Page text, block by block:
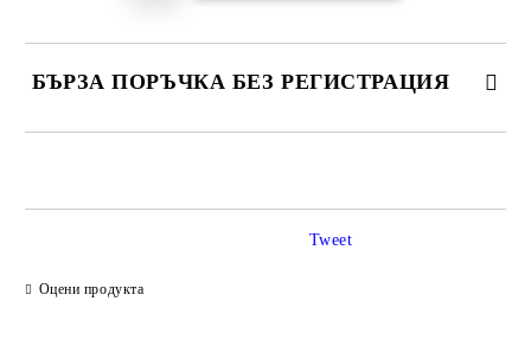
БЪРЗА ПОРЪЧКА БЕЗ РЕГИСТРАЦИЯ
Оцени продукта
Tweet